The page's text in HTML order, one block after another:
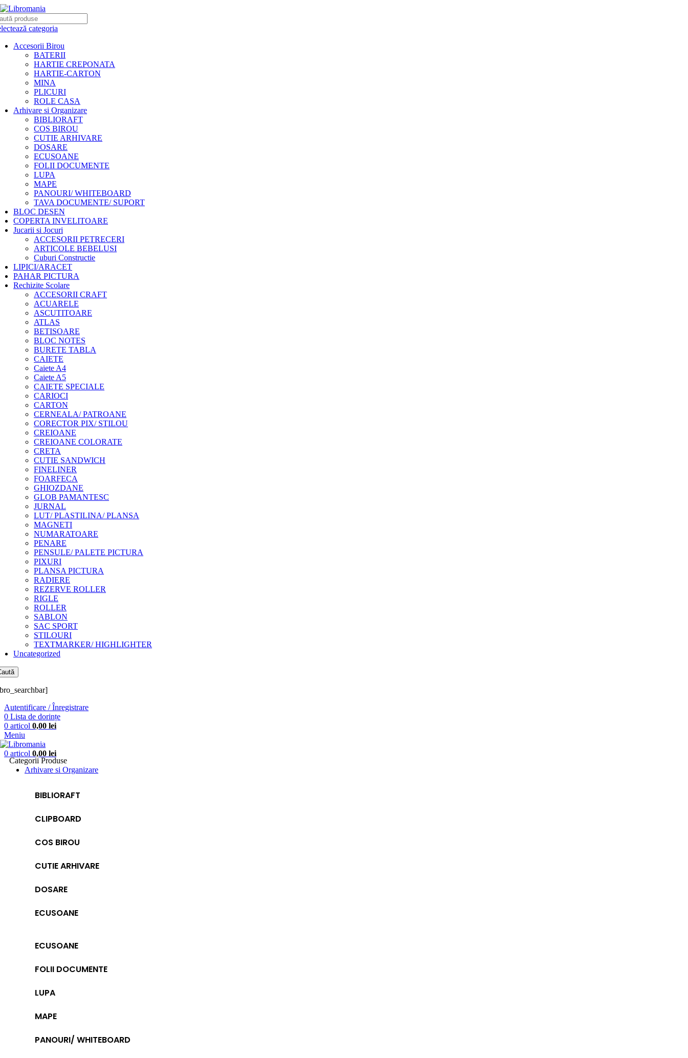
categoria
Accesorii Birou
BATERII
HARTIE CREPONATA
HARTIE-CARTON
MINA
PLICURI
ROLE CASA
Arhivare si Organizare
BIBLIORAFT
COS BIROU
CUTIE ARHIVARE
DOSARE
ECUSOANE
FOLII DOCUMENTE
LUPA
MAPE
PANOURI/ WHITEBOARD
TAVA DOCUMENTE/ SUPORT
BLOC DESEN
COPERTA INVELITOARE
Jucarii si Jocuri
ACCESORII PETRECERI
ARTICOLE BEBELUSI
Cuburi Constructie
LIPICI/ARACET
PAHAR PICTURA
Rechizite Scolare
ACCESORII CRAFT
ACUARELE
ASCUTITOARE
ATLAS
BETISOARE
BLOC NOTES
BURETE TABLA
CAIETE
Caiete A4
Caiete A5
CAIETE SPECIALE
CARIOCI
CARTON
CERNEALA/ PATROANE
CORECTOR PIX/ STILOU
CREIOANE
CREIOANE COLORATE
CRETA
CUTIE SANDWICH
FINELINER
FOARFECA
GHIOZDANE
GLOB PAMANTESC
JURNAL
LUT/ PLASTILINA/ PLANSA
MAGNETI
NUMARATOARE
PENARE
PENSULE/ PALETE PICTURA
PIXURI
PLANSA PICTURA
RADIERE
REZERVE ROLLER
RIGLE
ROLLER
SABLON
SAC SPORT
STILOURI
TEXTMARKER/ HIGHLIGHTER
Uncategorized
Autentificare / Înregistrare
0 Lista de dorințe
0 articol 0,00 lei
Meniu
0 articol 0,00 lei
Categorii Produse
Arhivare si Organizare
BIBLIORAFT
CLIPBOARD
COS BIROU
CUTIE ARHIVARE
DOSARE
ECUSOANE
ECUSOANE
FOLII DOCUMENTE
LUPA
MAPE
PANOURI/ WHITEBOARD